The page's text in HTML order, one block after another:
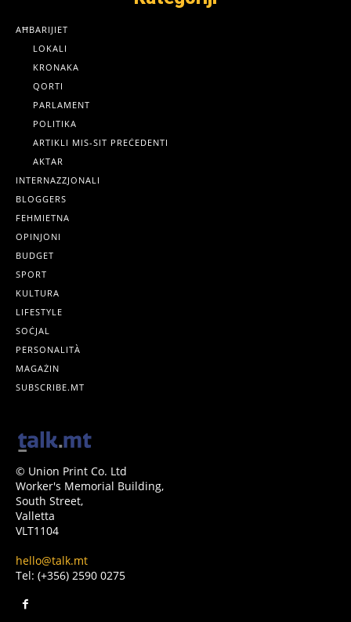
AĦBARIJIET
LOKALI
KRONAKA
QORTI
PARLAMENT
POLITIKA
ARTIKLI MIS-SIT PREĊEDENTI
AKTAR
INTERNAZZJONALI
BLOGGERS
FEHMIETNA
OPINJONI
BUDGET
SPORT
KULTURA
LIFESTYLE
SOĊJAL
PERSONALITÀ
MAGAŻIN
SUBSCRIBE.MT
© Union Print Co. Ltd
Worker's Memorial Building,
South Street,
Valletta
VLT1104
hello@talk.mt
Tel: (+356) 2590 0275